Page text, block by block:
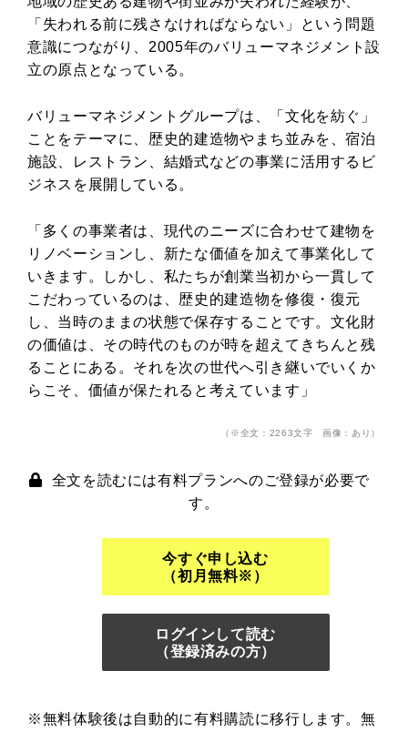
「失われる前に残さなければならない」という問題
意識につながり、2005年のバリューマネジメント設
立の原点となっている。
バリューマネジメントグループは、「文化を紡ぐ」
ことをテーマに、歴史的建造物やまち並みを、宿泊
施設、レストラン、結婚式などの事業に活用するビ
ジネスを展開している。
「多くの事業者は、現代のニーズに合わせて建物を
リノベーションし、新たな価値を加えて事業化して
いきます。しかし、私たちが創業当初から一貫して
こだわっているのは、歴史的建造物を修復・復元
し、当時のままの状態で保存することです。文化財
の価値は、その時代のものが時を超えてきちんと残
ることにある。それを次の世代へ引き継いでいくか
らこそ、価値が保たれると考えています」
（※全文：2263文字 画像：あり）
全文を読むには有料プランへのご登録が必要で
す。
今すぐ申し込む
（初月無料※）
ログインして読む
（登録済みの方）
※無料体験後は自動的に有料購読に移行します。無